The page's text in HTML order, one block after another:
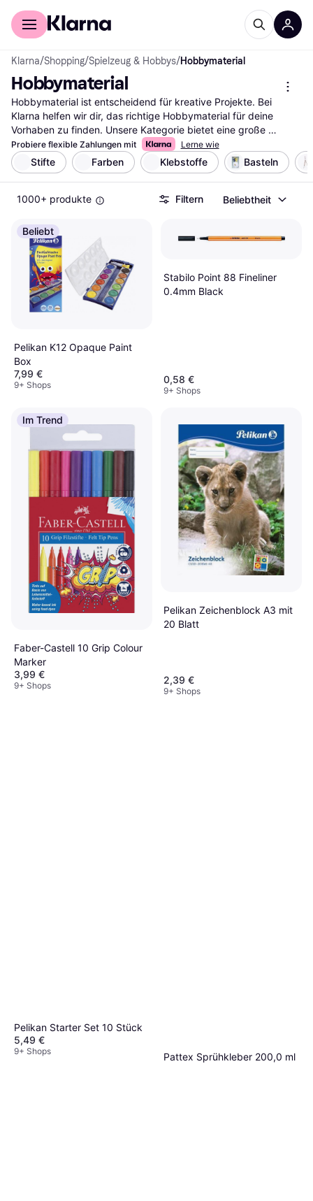
Für Shopper
Klarna/Shopping/Spielzeug & Hobbys/Hobbymaterial
Hobbymaterial
Hobbymaterial ist entscheidend für kreative Projekte. Bei
Klarna helfen wir dir, das richtige Hobbymaterial für deine
Vorhaben zu finden. Unsere Kategorie bietet eine große
Auswahl, die du mit unseren praktischen Filtern durchsuchen
kannst. Egal, ob du nach Malutensilien, Bastelmaterialien oder
Nähzubehör suchst, unsere Filter leiten dich schnell zum
passenden Produkt. Du kannst nach Marke, Preis oder
Bewertungen filtern, um deine Auswahl zu verfeinern. So
passt. Lies die Bewertungen anderer Nutzer, um mehr über
deren Erfahrungen zu erfahren und die richtige Wahl zu treffen.
Beginne deine Suche nach dem idealen Hobbymaterial hier und
finde die besten Materialien für deine Projekte.
Mehr über hobbymaterial »
Probiere flexible Zahlungen mit Lerne wie
Stifte Farben Klebstoffe Basteln
1000+ produkte Filtern Beliebtheit
Beliebt
Pelikan K12 Opaque Paint
Box
7,99 €
9+ Shops
Stabilo Point 88 Fineliner
0.4mm Black
0,58 €
9+ Shops
Im Trend
Faber-Castell 10 Grip Colour
Marker
3,99 €
9+ Shops
Pelikan Zeichenblock A3 mit
20 Blatt
2,39 €
9+ Shops
Pelikan Starter Set 10 Stück
5,49 €
9+ Shops
Pattex Sprühkleber 200,0 ml